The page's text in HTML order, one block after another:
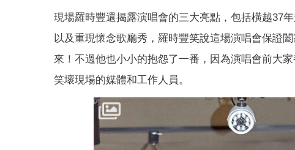
現場羅時豐還揭露演唱會的三大亮點，包括橫越37
以及重現懷念歌廳秀，羅時豐笑說這場演唱會保證
來！不過他也小小的抱怨了一番，因為演唱會前大
笑壞現場的媒體和工作人員。